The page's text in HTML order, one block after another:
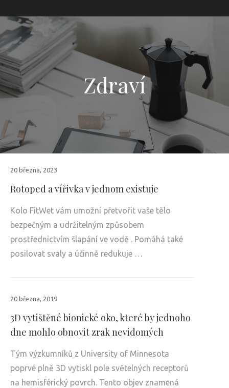
Zdraví
20 března, 2023
Rotoped a vířivka v jednom existuje
Kolo FitWet vám umožní přetvořit vaše tělo
bezpečným a udržitelným způsobem
prostřednictvím šlapání ve vodě . Pomáhá také
posilovat svaly a účinně redukuje …
20 března, 2019
3D vytištěné bionické oko, které by jednoho
dne mohlo obnovit zrak nevidomých
Tým výzkumníků z University of Minnesota
poprvé plně 3D vytiskl pole světelných receptorů
na hemisférický povrch. Tento objev znamená